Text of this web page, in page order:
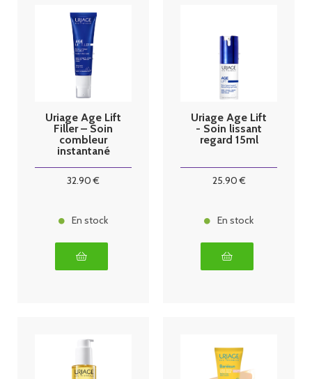
Uriage Age Lift
Filler – Soin
combleur
instantané
32.90 €
En stock
Uriage Age Lift
- Soin lissant
regard 15ml
25.90€
En stock